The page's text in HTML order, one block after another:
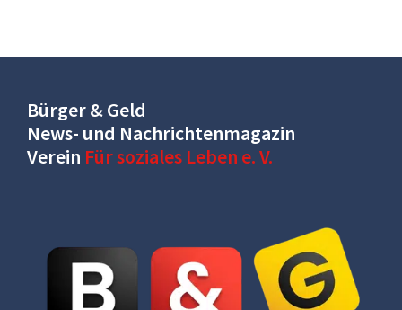
Bürger & Geld
News- und Nachrichtenmagazin
Verein Für soziales Leben e. V.